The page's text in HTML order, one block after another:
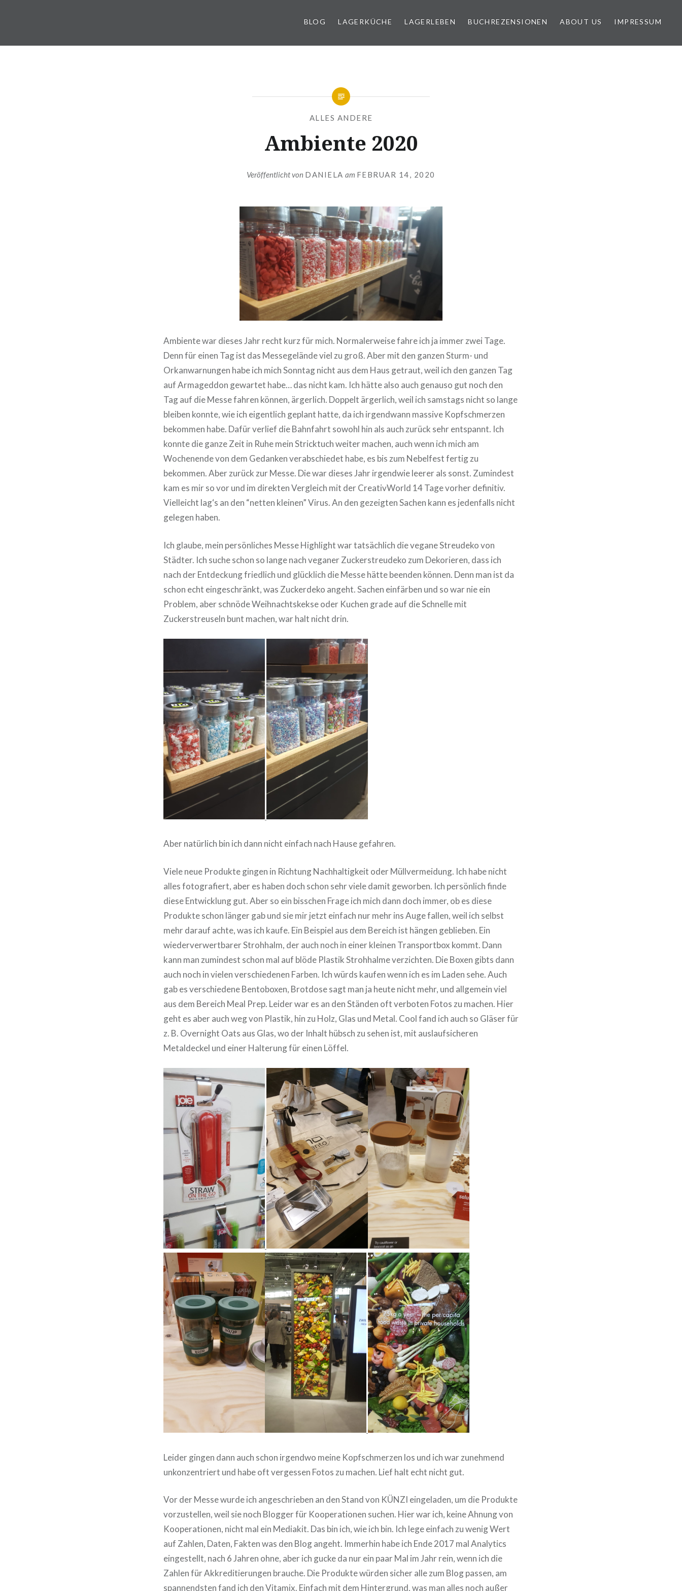
BLOG LAGERKÜCHE LAGERLEBEN BUCHREZENSIONEN ABOUT US IMPRESSUM
ALLES ANDERE
Ambiente 2020
Veröffentlicht von DANIELA am FEBRUAR 14, 2020
Ambiente war dieses Jahr recht kurz für mich. Normalerweise fahre ich ja immer zwei Tage.
Denn für einen Tag ist das Messegelände viel zu groß. Aber mit den ganzen Sturm- und
Orkanwarnungen habe ich mich Sonntag nicht aus dem Haus getraut, weil ich den ganzen Tag
auf Armageddon gewartet habe… das nicht kam. Ich hätte also auch genauso gut noch den
Tag auf die Messe fahren können, ärgerlich. Doppelt ärgerlich, weil ich samstags nicht so lange
bleiben konnte, wie ich eigentlich geplant hatte, da ich irgendwann massive Kopfschmerzen
bekommen habe. Dafür verlief die Bahnfahrt sowohl hin als auch zurück sehr entspannt. Ich
konnte die ganze Zeit in Ruhe mein Stricktuch weiter machen, auch wenn ich mich am
Wochenende von dem Gedanken verabschiedet habe, es bis zum Nebelfest fertig zu
bekommen. Aber zurück zur Messe. Die war dieses Jahr irgendwie leerer als sonst. Zumindest
kam es mir so vor und im direkten Vergleich mit der CreativWorld 14 Tage vorher definitiv.
Vielleicht lag‘s an den “netten kleinen” Virus. An den gezeigten Sachen kann es jedenfalls nicht
gelegen haben.
Ich glaube, mein persönliches Messe Highlight war tatsächlich die vegane Streudeko von
Städter. Ich suche schon so lange nach veganer Zuckerstreudeko zum Dekorieren, dass ich
nach der Entdeckung friedlich und glücklich die Messe hätte beenden können. Denn man ist da
schon echt eingeschränkt, was Zuckerdeko angeht. Sachen einfärben und so war nie ein
Problem, aber schnöde Weihnachtskekse oder Kuchen grade auf die Schnelle mit
Zuckerstreuseln bunt machen, war halt nicht drin.
Aber natürlich bin ich dann nicht einfach nach Hause gefahren.
Viele neue Produkte gingen in Richtung Nachhaltigkeit oder Müllvermeidung. Ich habe nicht
alles fotografiert, aber es haben doch schon sehr viele damit geworben. Ich persönlich finde
diese Entwicklung gut. Aber so ein bisschen Frage ich mich dann doch immer, ob es diese
Produkte schon länger gab und sie mir jetzt einfach nur mehr ins Auge fallen, weil ich selbst
mehr darauf achte, was ich kaufe. Ein Beispiel aus dem Bereich ist hängen geblieben. Ein
wiederverwertbarer Strohhalm, der auch noch in einer kleinen Transportbox kommt. Dann
kann man zumindest schon mal auf blöde Plastik Strohhalme verzichten. Die Boxen gibts dann
auch noch in vielen verschiedenen Farben. Ich würds kaufen wenn ich es im Laden sehe. Auch
gab es verschiedene Bentoboxen, Brotdose sagt man ja heute nicht mehr, und allgemein viel
aus dem Bereich Meal Prep. Leider war es an den Ständen oft verboten Fotos zu machen. Hier
geht es aber auch weg von Plastik, hin zu Holz, Glas und Metal. Cool fand ich auch so Gläser für
z. B. Overnight Oats aus Glas, wo der Inhalt hübsch zu sehen ist, mit auslaufsicheren
Metaldeckel und einer Halterung für einen Löffel.
Leider gingen dann auch schon irgendwo meine Kopfschmerzen los und ich war zunehmend
unkonzentriert und habe oft vergessen Fotos zu machen. Lief halt echt nicht gut.
Vor der Messe wurde ich angeschrieben an den Stand von KÜNZI eingeladen, um die Produkte
vorzustellen, weil sie noch Blogger für Kooperationen suchen. Hier war ich, keine Ahnung von
Kooperationen, nicht mal ein Mediakit. Das bin ich, wie ich bin. Ich lege einfach zu wenig Wert
auf Zahlen, Daten, Fakten was den Blog angeht. Immerhin habe ich Ende 2017 mal Analytics
eingestellt, nach 6 Jahren ohne, aber ich gucke da nur ein paar Mal im Jahr rein, wenn ich die
Zahlen für Akkreditierungen brauche. Die Produkte würden sicher alle zum Blog passen, am
spannendsten fand ich den Vitamix. Einfach mit dem Hintergrund, was man alles noch außer